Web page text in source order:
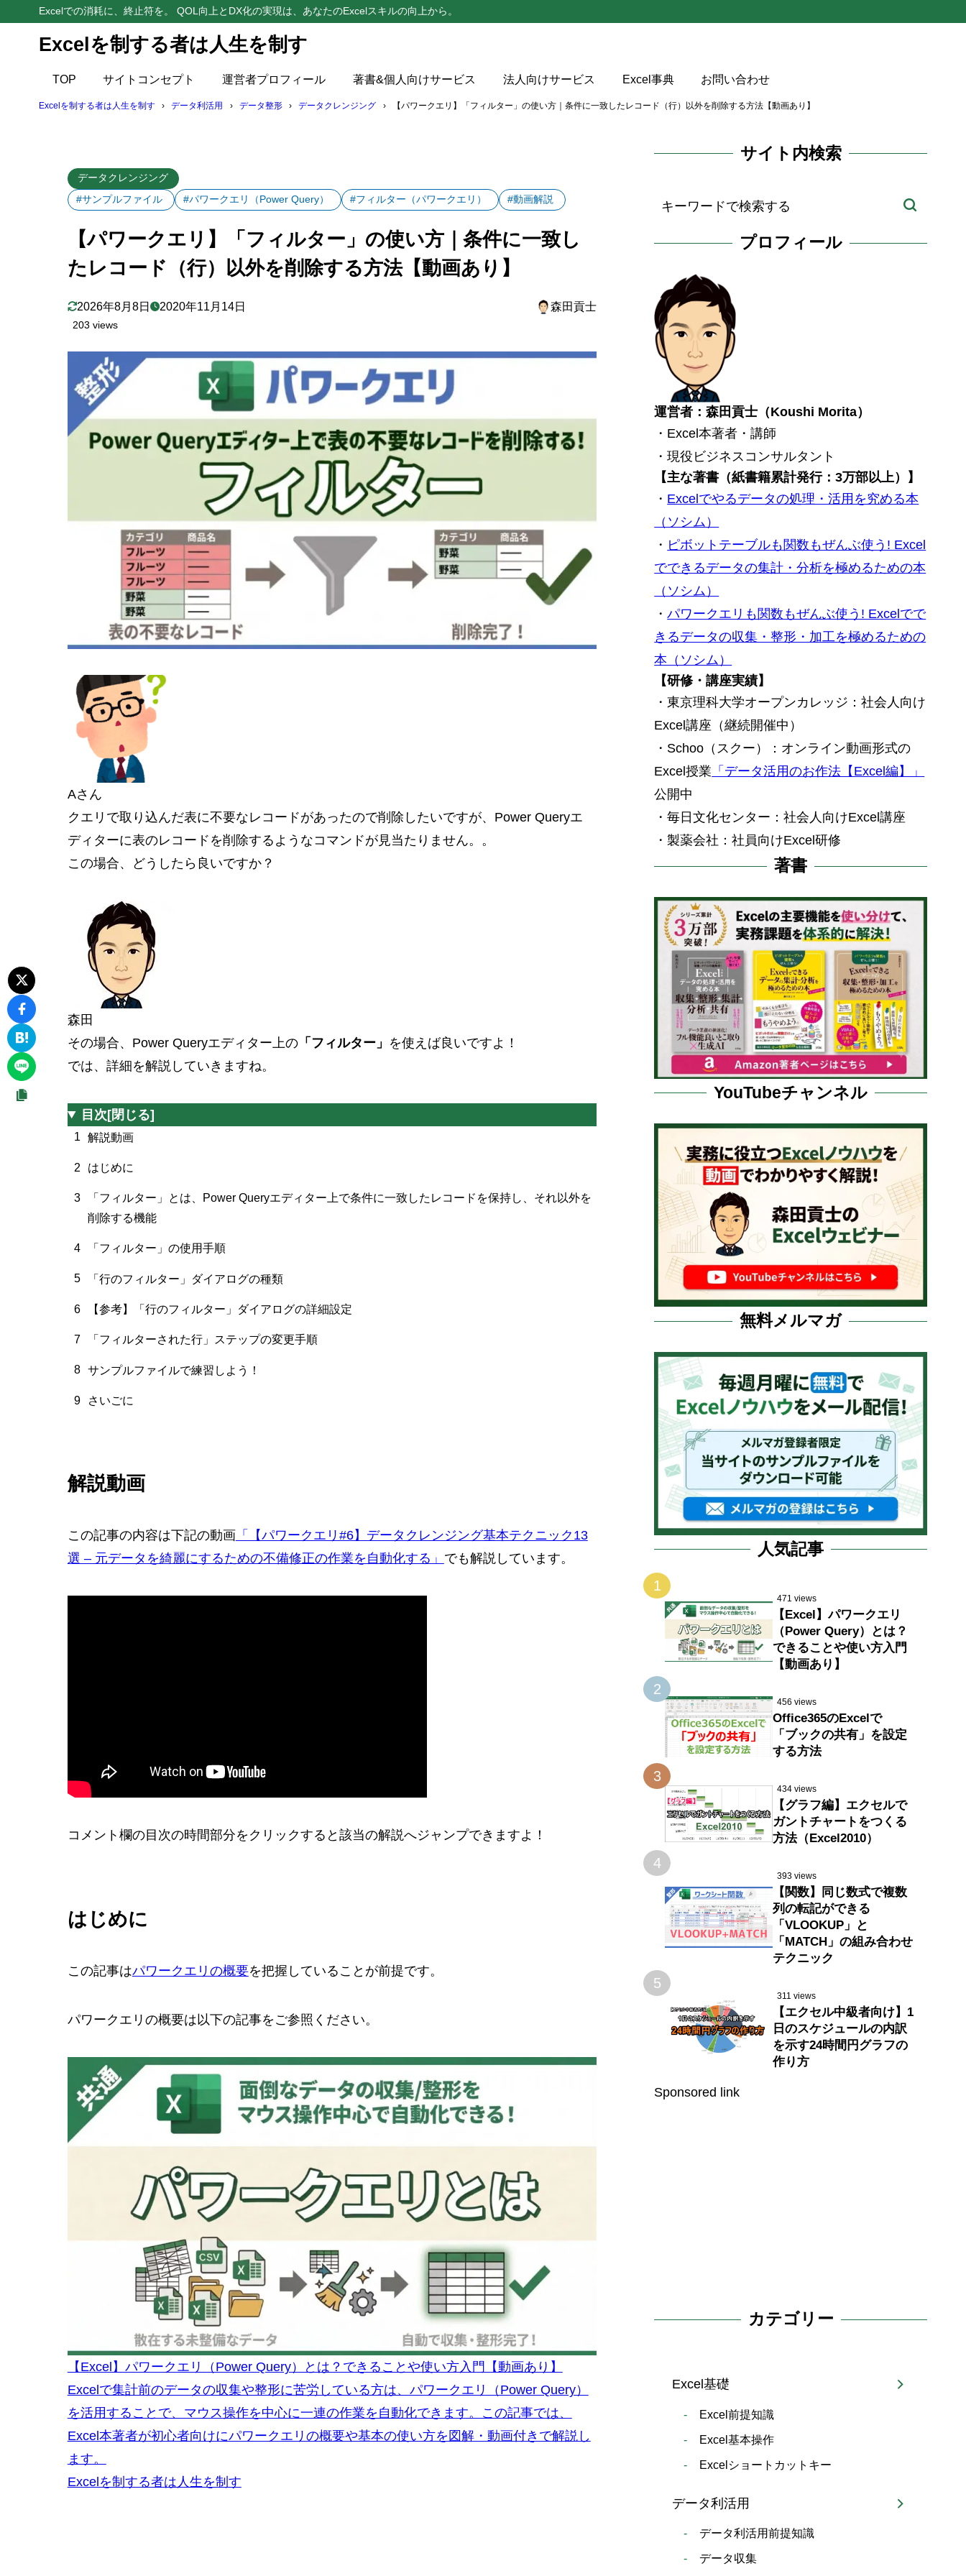
Excelでの消耗に、終止符を。 QOL向上とDX化の実現は、あなたのExcelスキルの向上から。
Excelを制する者は人生を制す
TOP サイトコンセプト 運営者プロフィール 著書&個人向けサービス 法人向けサービス Excel事典 お問い合わせ
Excelを制する者は人生を制す データ利活用 データ整形 データクレンジング 【パワークエリ】「フィルター」の使い方｜条件に一致したレコード（行）以外を削除する方法【動画あり】
データクレンジング
#サンプルファイル
#パワークエリ（Power Query） #フィルター（パワークエリ） #動画解説
【パワークエリ】「フィルター」の使い方｜条件に一致し
たレコード（行）以外を削除する方法【動画あり】
2026年8月8日 2020年11月14日 森田貢士
203 views
Aさん
クエリで取り込んだ表に不要なレコードがあったので削除したいですが、Power Queryエ
ディターに表のレコードを削除するようなコマンドが見当たりません。。
この場合、どうしたら良いですか？
森田
その場合、Power Queryエディター上の「フィルター」 を使えば良いですよ！
では、詳細を解説していきますね。
目次[閉じる]
1 解説動画
2 はじめに
3
「フィルター」とは、Power Queryエディター上で条件に一致したレコードを保持し、それ以外を
削除する機能
4 「フィルター」の使用手順
5 「行のフィルター」ダイアログの種類
6 【参考】「行のフィルター」ダイアログの詳細設定
7 「フィルターされた行」ステップの変更手順
8 サンプルファイルで練習しよう！
9 さいごに
解説動画
この記事の内容は下記の動画「【パワークエリ#6】データクレンジング基本テクニック13
選 – 元データを綺麗にするための不備修正の作業を自動化する」 でも解説しています。
コメント欄の目次の時間部分をクリックすると該当の解説へジャンプできますよ！
はじめに
この記事はパワークエリの概要を把握していることが前提です。
パワークエリの概要は以下の記事をご参照ください。
【Excel】パワークエリ（Power Query）とは？できることや使い方入門【動画あり】
Excelで集計前のデータの収集や整形に苦労している方は、パワークエリ（Power Query）
を活用することで、マウス操作を中心に一連の作業を自動化できます。この記事では、
Excel本著者が初心者向けにパワークエリの概要や基本の使い方を図解・動画付きで解説し
ます。
Excelを制する者は人生を制す
サイト内検索
プロフィール
運営者：森田貢士（Koushi Morita）
・Excel本著者・講師
・現役ビジネスコンサルタント
【主な著書（紙書籍累計発行：3万部以上）】
・ Excelでやるデータの処理・活用を究める本
（ソシム）
・ ピボットテーブルも関数もぜんぶ使う! Excel
でできるデータの集計・分析を極めるための本
（ソシム）
・パワークエリも関数もぜんぶ使う! Excelでで
きるデータの収集・整形・加工を極めるための
本（ソシム）
【研修・講座実績】
・東京理科大学オープンカレッジ：社会人向け
Excel講座（継続開催中）
・Schoo（スクー）：オンライン動画形式の
Excel授業 「データ活用のお作法【Excel編】」
公開中
・毎日文化センター：社会人向けExcel講座
・製薬会社：社員向けExcel研修
著書
YouTubeチャンネル
無料メルマガ
人気記事
1
471 views
【Excel】パワークエリ
（Power Query）とは？
できることや使い方入門
【動画あり】
2
456 views
Office365のExcelで
「ブックの共有」を設定
する方法
3
434 views
【グラフ編】エクセルで
ガントチャートをつくる
方法（Excel2010）
4
393 views
【関数】同じ数式で複数
列の転記ができる
「VLOOKUP」と
「MATCH」の組み合わせ
テクニック
5
311 views
【エクセル中級者向け】1
日のスケジュールの内訳
を示す24時間円グラフの
作り方
Sponsored link
カテゴリー
Excel基礎
Excel前提知識
Excel基本操作
Excelショートカットキー
データ利活用
データ利活用前提知識
データ収集
目次
1 解説動画
れ以外を削除する機能
5 「行のフィルター」ダイアログの種類
5.1 テキストフィルター
日付フィルター
5.5 時間フィルター
5.6 日付/時刻/タイムゾーンフィルター
5.7 期間のフィルター
5.8 論理フィルター
【参考】「行のフィルター」ダイアログの詳細設定
「フィルターされた行」ステップの変更手順
8 サンプルファイルで練習しよう！